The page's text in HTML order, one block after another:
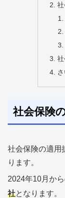
社会保険
社会保険の適用
ります。
2024年10月か
社となります。